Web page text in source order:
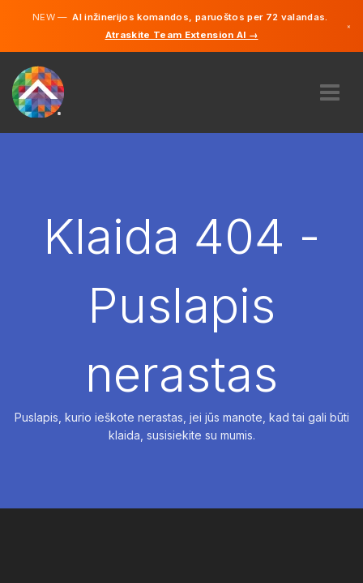
NEW —AI inžinerijos komandos, paruoštos per 72 valandas.
Atraskite Team Extension AI →
×
SAMDYTI
Anglų
Klaida 404 -
Puslapis
nerastas
Puslapis, kurio ieškote nerastas, jei jūs manote, kad tai gali būti
klaida, susisiekite su mumis.